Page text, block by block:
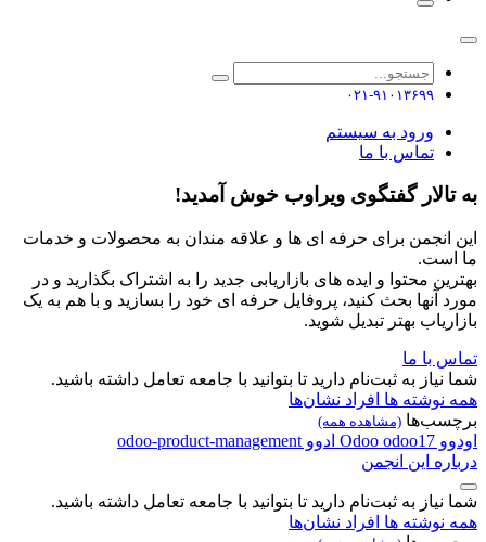
۰۲۱-۹۱۰۱۳۶۹۹
ورود به سیستم
تماس با ما
به تالار گفتگوی ویراوب خوش آمدید!
این انجمن برای حرفه ای ها و علاقه مندان به محصولات و خدمات
ما است.
بهترین محتوا و ایده های بازاریابی جدید را به اشتراک بگذارید و در
مورد آنها بحث کنید، پروفایل حرفه ای خود را بسازید و با هم به یک
بازاریاب بهتر تبدیل شوید.
تماس با ما
شما نیاز به ثبت‌نام دارید تا بتوانید با جامعه تعامل داشته باشید.
همه نوشته ها افراد نشان‌ها
برچسب‌ها (مشاهده همه)
اودوو Odoo odoo17 ادوو odoo-product-management
درباره این انجمن
شما نیاز به ثبت‌نام دارید تا بتوانید با جامعه تعامل داشته باشید.
همه نوشته ها افراد نشان‌ها